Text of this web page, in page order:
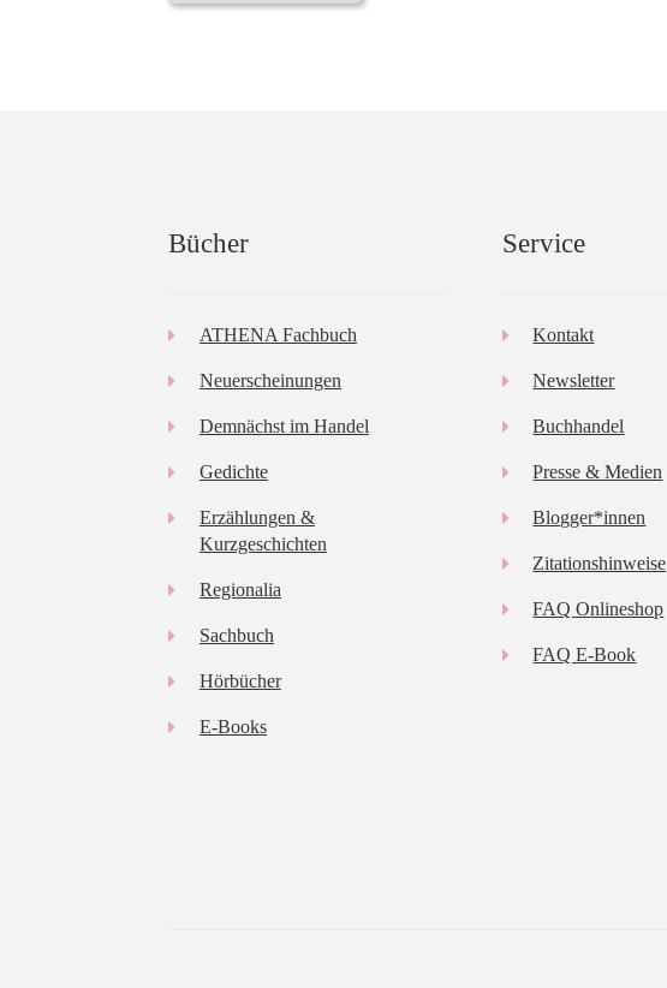
Bücher
ATHENA Fachbuch
Neuerscheinungen
Demnächst im Handel
Gedichte
Erzählungen &
Kurzgeschichten
Regionalia
Sachbuch
Hörbücher
E-Books
Service
Kontakt
Newsletter
Buchhandel
Presse & Medien
Blogger*innen
Zitationshinweise
FAQ Onlineshop
FAQ E-Book